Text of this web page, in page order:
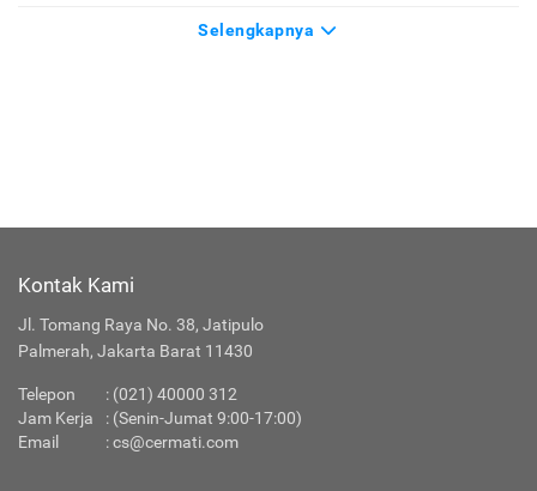
Selengkapnya
Kontak Kami
Jl. Tomang Raya No. 38, Jatipulo
Palmerah, Jakarta Barat 11430
Telepon : (021) 40000 312
Jam Kerja
: (Senin-Jumat 9:00-17:00)
Email
:cs@cermati.com